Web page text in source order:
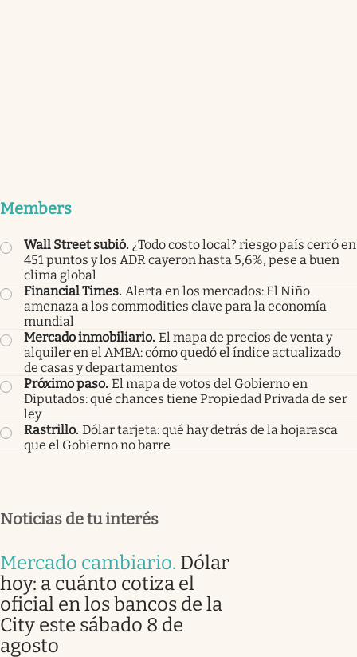
Members
Wall Street subió. ¿Todo costo local? riesgo país cerró en
451 puntos y los ADR cayeron hasta 5,6%, pese a buen
clima global
Financial Times. Alerta en los mercados: El Niño
amenaza a los commodities clave para la economía
mundial
Mercado inmobiliario. El mapa de precios de venta y
alquiler en el AMBA: cómo quedó el índice actualizado
de casas y departamentos
Próximo paso. El mapa de votos del Gobierno en
Diputados: qué chances tiene Propiedad Privada de ser
ley
Rastrillo. Dólar tarjeta: qué hay detrás de la hojarasca
que el Gobierno no barre
Noticias de tu interés
Mercado cambiario. Dólar
hoy: a cuánto cotiza el
oficial en los bancos de la
City este sábado 8 de
agosto